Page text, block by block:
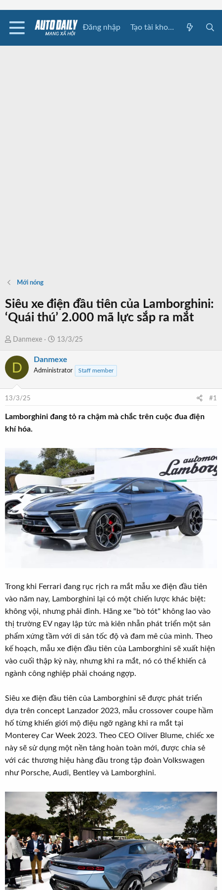
Đăng nhập Tạo tài khoản
Mới nóng
Siêu xe điện đầu tiên của Lamborghini:
‘Quái thú’ 2.000 mã lực sắp ra mắt
T
r
e
d
t
a
e
r
Danmexe
N
à
y
đ
13/3/25
D Danmexe
Administrator Staff member
13/3/25 #1
Lamborghini đang tỏ ra chậm mà chắc trên cuộc đua điện
khí hóa.
Trong khi Ferrari đang rục rịch ra mắt mẫu xe điện đầu tiên
vào năm nay, Lamborghini lại có một chiến lược khác biệt:
không vội, nhưng phải đỉnh. Hãng xe "bò tót" không lao vào
thị trường EV ngay lập tức mà kiên nhẫn phát triển một sản
phẩm xứng tầm với di sản tốc độ và đam mê của mình. Theo
kế hoạch, mẫu xe điện đầu tiên của Lamborghini sẽ xuất hiện
vào cuối thập kỷ này, nhưng khi ra mắt, nó có thể khiến cả
ngành công nghiệp phải choáng ngợp.
Siêu xe điện đầu tiên của Lamborghini sẽ được phát triển
dựa trên concept Lanzador 2023, mẫu crossover coupe hầm
hố từng khiến giới mộ điệu ngỡ ngàng khi ra mắt tại
Monterey Car Week 2023. Theo CEO Oliver Blume, chiếc xe
này sẽ sử dụng một nền tảng hoàn toàn mới, được chia sẻ
với các thương hiệu hàng đầu trong tập đoàn Volkswagen
như Porsche, Audi, Bentley và Lamborghini.